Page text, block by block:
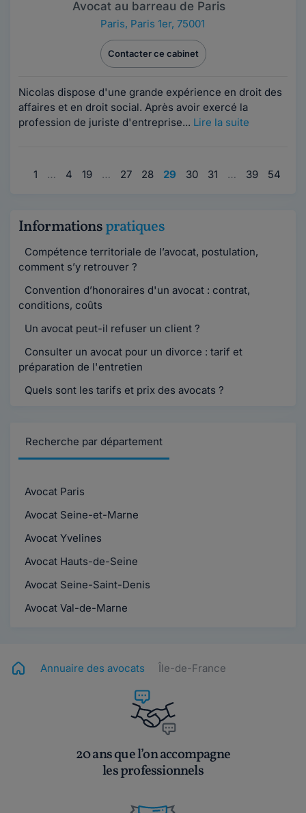
Avocat au barreau de Paris
Paris, Paris 1er, 75001
Contacter ce cabinet
Nicolas dispose d'une grande expérience en droit des
affaires et en droit social. Après avoir exercé la
profession de juriste d'entreprise... Lire la suite
1 … 4 19 … 27 28 29 30 31 … 39 54
Informationspratiques
Compétence territoriale de l’avocat, postulation,
comment s’y retrouver ?
Convention d’honoraires d'un avocat : contrat,
conditions, coûts
Un avocat peut-il refuser un client ?
Consulter un avocat pour un divorce : tarif et
préparation de l'entretien
Quels sont les tarifs et prix des avocats ?
Recherche par département
Avocat Paris
Avocat Seine-et-Marne
Avocat Yvelines
Avocat Hauts-de-Seine
Avocat Seine-Saint-Denis
Avocat Val-de-Marne
Annuaire des avocats Île-de-France
20 ans que l’on accompagne
les professionnels